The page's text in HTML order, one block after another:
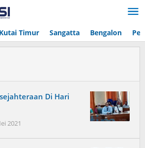
Kutai Timur Sangatta Bengalon
Di Hari
2021